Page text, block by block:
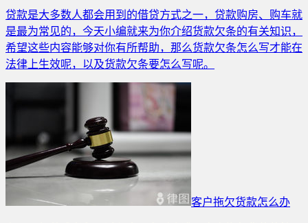
贷款是大多数人都会用到的借贷方式之一，贷款购房、购车就
是最为常见的，今天小编就来为你介绍货款欠条的有关知识，
希望这些内容能够对你有所帮助，那么货款欠条怎么写才能在
法律上生效呢，以及货款欠条要怎么写呢。
客户拖欠货款怎么办